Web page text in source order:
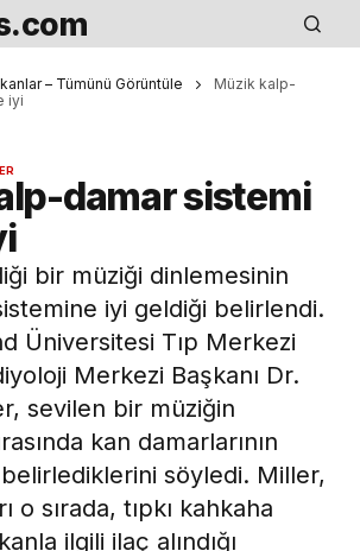
– Tümünü Görüntüle
Müzik kalp-
iyi
damar sistemi
bir müziği dinlemesinin
iyi geldiği belirlendi.
Üniversitesi Tıp Merkezi
Merkezi Başkanı Dr.
sevilen bir müziğin
kan damarlarının
söyledi. Miller,
o sırada, tıpkı kahkaha
ilgili ilaç alındığı